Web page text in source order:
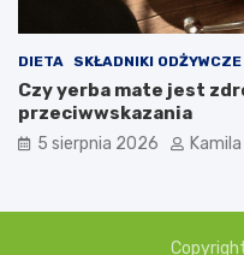
DIETA SKŁADNIKI ODŻYWCZE
Czy yerba mate jest
przeciwwskazania
5 sierpnia 2026